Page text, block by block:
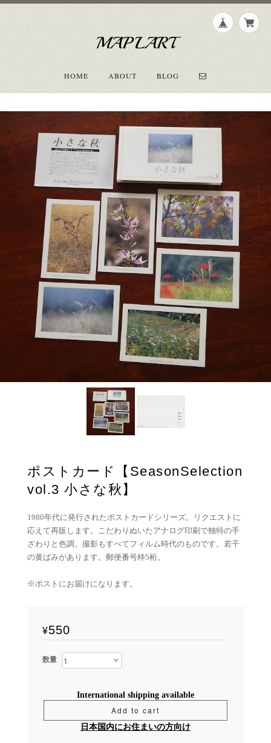
MAPLART
HOME ABOUT BLOG
ポストカード【SeasonSelection
vol.3 小さな秋】
1980年代に発行されたポストカードシリーズ。リクエストに
応えて再販します。こだわりぬいたアナログ印刷で独特の手
ざわりと色調。撮影もすべてフィルム時代のものです。若干
の黄ばみがあります。郵便番号枠5桁。
※ポストにお届けになります。
¥550
数量
International shipping available
Add to cart
日本国内にお住まいの方向け